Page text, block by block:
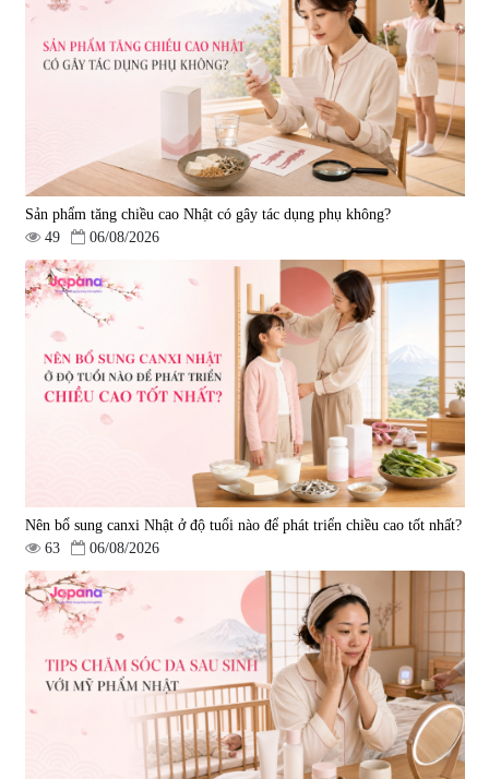
580.000 đ 1.570.000 đ
Sản phẩm tăng chiều cao Nhật có gây tác dụng phụ không?
49
06/08/2026
Nên bổ sung canxi Nhật ở độ tuổi nào để phát triển chiều cao tốt nhất?
63
06/08/2026